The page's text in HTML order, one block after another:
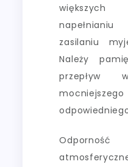
zasilaniu
Należy
przepływ